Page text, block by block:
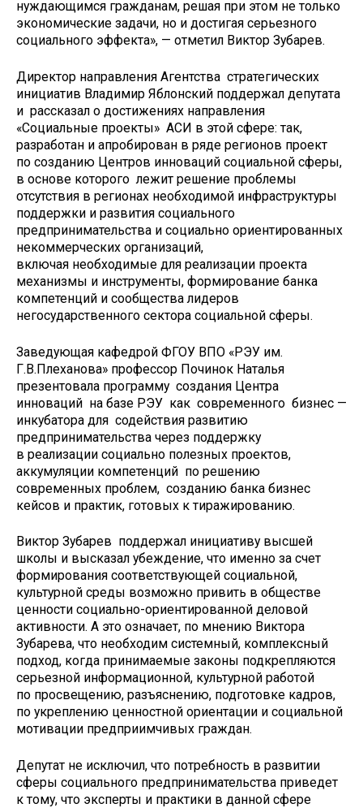
нуждающимся гражданам, решая при этом не только
экономические задачи, но и достигая серьезного
социального эффекта», — отметил Виктор Зубарев.
Директор направления Агентства стратегических
инициатив Владимир Яблонский поддержал депутата
и рассказал о достижениях направления
«Социальные проекты» АСИ в этой сфере: так,
разработан и апробирован в ряде регионов проект
по созданию Центров инноваций социальной сферы,
в основе которого лежит решение проблемы
отсутствия в регионах необходимой инфраструктуры
поддержки и развития социального
предпринимательства и социально ориентированных
некоммерческих организаций,
включая необходимые для реализации проекта
механизмы и инструменты, формирование банка
компетенций и сообщества лидеров
негосударственного сектора социальной сферы.
Заведующая кафедрой ФГОУ ВПО «РЭУ им.
Г.В.Плеханова» профессор Починок Наталья
презентовала программу создания Центра
инноваций на базе РЭУ как современного бизнес —
инкубатора для содействия развитию
предпринимательства через поддержку
в реализации социально полезных проектов,
аккумуляции компетенций по решению
современных проблем, созданию банка бизнес
кейсов и практик, готовых к тиражированию.
Виктор Зубарев поддержал инициативу высшей
школы и высказал убеждение, что именно за счет
формирования соответствующей социальной,
культурной среды возможно привить в обществе
ценности социально-ориентированной деловой
активности. А это означает, по мнению Виктора
Зубарева, что необходим системный, комплексный
подход, когда принимаемые законы подкрепляются
серьезной информационной, культурной работой
по просвещению, разъяснению, подготовке кадров,
по укреплению ценностной ориентации и социальной
мотивации предприимчивых граждан.
Депутат не исключил, что потребность в развитии
сферы социального предпринимательства приведет
к тому, что эксперты и практики в данной сфере